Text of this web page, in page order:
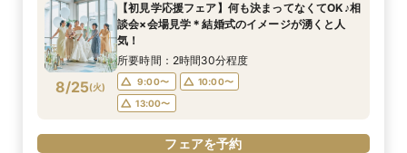
8/24(月)
10:00〜
11:00〜
17:00〜
フェアを予約
8/24(月)
10:00〜
11:00〜
17:00〜
フェアを予約
8/24(月)
9:00〜
10:00〜
17:00〜
フェアを予約
8/24(月)
9:00〜
10:00〜
17:00〜
フェアを予約
8/25(火)
【初見学応援フェア】何も決まってなくてOK♪相
談会×会場見学＊結婚式のイメージが湧くと人
気！
所要時間：2時間30分程度
9:00〜
10:00〜
13:00〜
フェアを予約